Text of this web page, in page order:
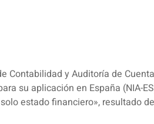
Contabilidad y Auditoría de
su aplicación en España (NIA-
estado financiero», resultado